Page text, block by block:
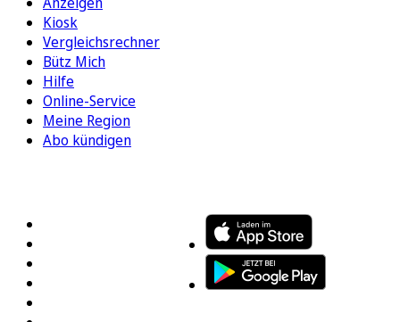
Kiosk
Vergleichsrechner
Bütz Mich
Hilfe
Online-Service
Meine Region
Abo kündigen